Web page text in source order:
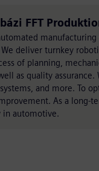
FFT
deliver turnkey
of planning,
as quality
and more. To
As a
in automotive.